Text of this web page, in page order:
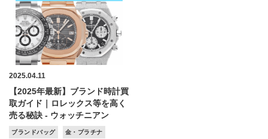
2025.04.11
【2025年最新】ブランド時計買
取ガイド｜ロレックス等を高く
売る秘訣 - ウォッチニアン
ブランドバッグ 金・プラチナ